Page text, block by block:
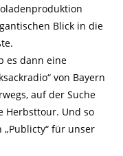
Blick in die
es dann eine
von Bayern
auf der Suche
Herbsttour. Und so
für unser